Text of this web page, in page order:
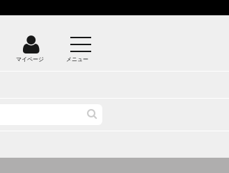
マイページ メニュー